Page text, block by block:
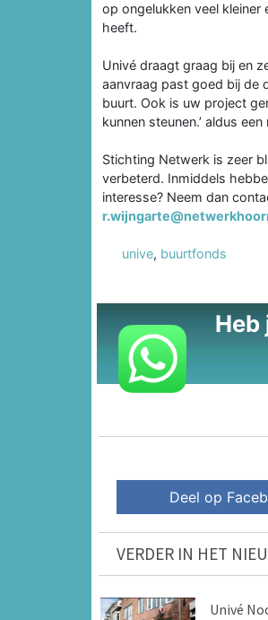
op ongelukken veel kleiner
heeft.
Univé draagt graag bij en
aanvraag past goed bij de
buurt. Ook is uw project
kunnen steunen.’ aldus
Stichting Netwerk is zeer
verbeterd. Inmiddels
interesse? Neem dan
unive, buurtfonds
Heb
Deel op
VERDER IN HET
Univé